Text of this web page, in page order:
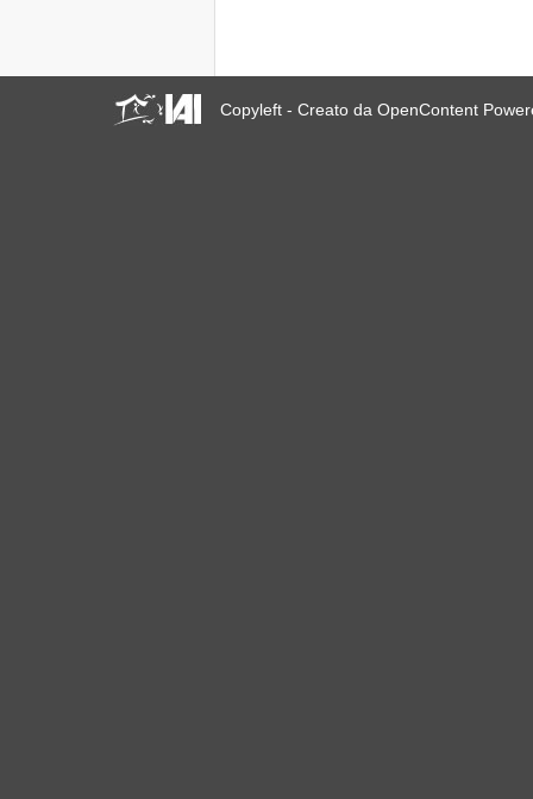
Copyleft - Creato da OpenContent